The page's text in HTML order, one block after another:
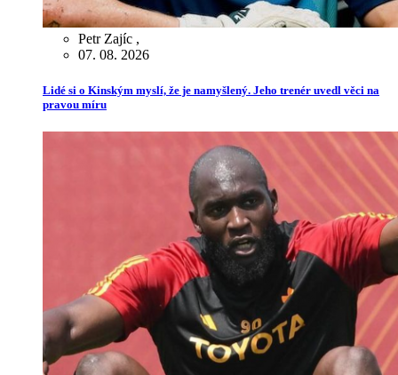
Petr Zajíc ,
07. 08. 2026
Lidé si o Kinským myslí, že je namyšlený. Jeho trenér uvedl věci na
pravou míru